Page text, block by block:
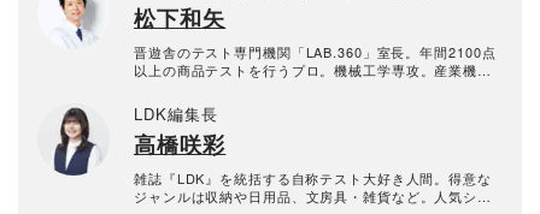
松下和矢
晋遊舎のテスト専門機関「LAB.360」室長。年間2100点
以上の商品テストを行うプロ。機械工学専攻。産業機械
を経て、民間の試験機関で多くの商品テストに従事。テ
スト方法の立案から試験デザイン、試験装置の製作、テ
スト実施まで一貫した商品テストを手がける。日用雑貨
品や家電製品が専門。テスト方法の妥当性を担保しつ
つ、誰が見ても一目で結果が分かるビジュアル性を伴う
手法を心がけている。趣味はプラモデル作り。
LDK編集長
高橋咲彩
雑誌『LDK』を統括する自称テスト大好き人間。得意な
ジャンルは収納や日用品、文房具・雑貨など。人気ショ